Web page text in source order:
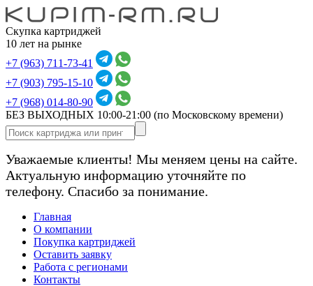
Скупка картриджей
10 лет на рынке
+7 (963) 711-73-41
+7 (903) 795-15-10
+7 (968) 014-80-90
БЕЗ ВЫХОДНЫХ 10:00-21:00 (по Московскому времени)
Уважаемые клиенты! Мы меняем цены на сайте.
Актуальную информацию уточняйте по
телефону. Спасибо за понимание.
Главная
О компании
Покупка картриджей
Оставить заявку
Работа с регионами
Контакты